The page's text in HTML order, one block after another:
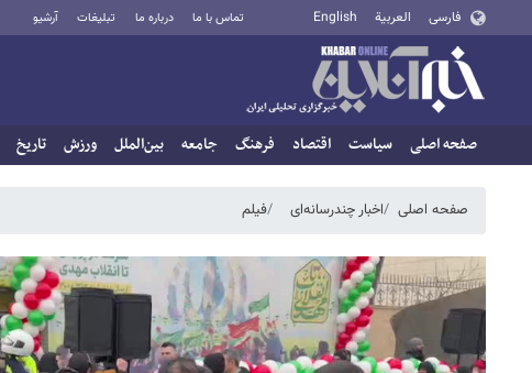
فارسی العربية English تماس با ما درباره ما تبلیغات آرشیو
صفحه اصلی سیاست اقتصاد فرهنگ جامعه بین‌الملل ورزش تاریخ
صفحه اصلی اخبار چندرسانه‌ای فیلم